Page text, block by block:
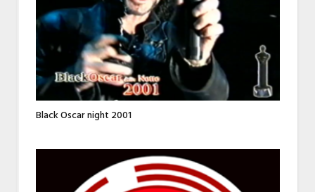
Black Oscar night 2001